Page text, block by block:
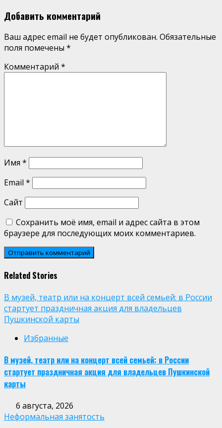
Добавить комментарий
Ваш адрес email не будет опубликован. Обязательные
поля помечены *
Комментарий *
Имя *
Email *
Сайт
Сохранить моё имя, email и адрес сайта в этом
браузере для последующих моих комментариев.
Related Stories
В музей, театр или на концерт всей семьей: в России
стартует праздничная акция для владельцев
Пушкинской карты
Избранные
В музей, театр или на концерт всей семьей: в России
стартует праздничная акция для владельцев Пушкинской
карты
6 августа, 2026
Неформальная занятость